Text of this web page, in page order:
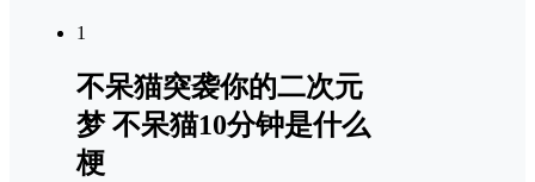
1
不呆猫突袭你的二次元
梦 不呆猫10分钟是什么
梗